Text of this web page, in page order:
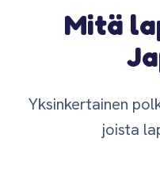
Mitä
Yksinkertainen
joista